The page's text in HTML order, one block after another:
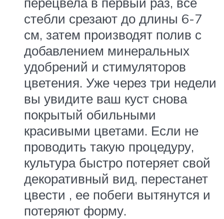
стебли срезают до длины 6-7
см, затем производят полив с
добавлением минеральных
удобрений и стимуляторов
цветения. Уже через три недели
вы увидите ваш куст снова
покрытый обильными
красивыми цветами. Если не
проводить такую процедуру,
культура быстро потеряет свой
декоративный вид, перестанет
цвести , ее побеги вытянутся и
потеряют форму.